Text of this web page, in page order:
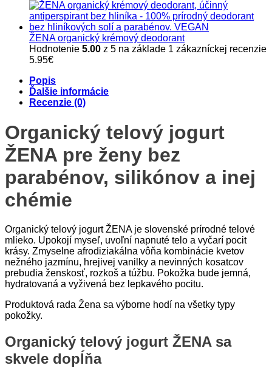
ŽENA organický krémový deodorant
Hodnotenie 5.00 z 5 na základe 1 zákazníckej recenzie
5.95€
Popis
Ďalšie informácie
Recenzie (0)
Organický telový jogurt
ŽENA pre ženy bez
parabénov, silikónov a inej
chémie
Organický telový jogurt ŽENA je slovenské prírodné telové
mlieko. Upokojí myseľ, uvoľní napnuté telo a vyčarí pocit
krásy. Zmyselne afrodiziakálna vôňa kombinácie kvetov
nežného jazmínu, hrejivej vanilky a nevinných kosatcov
prebudia ženskosť, rozkoš a túžbu. Pokožka bude jemná,
hydratovaná a vyživená bez lepkavého pocitu.
Produktová rada Žena sa výborne hodí na všetky typy
pokožky.
Organický telový jogurt ŽENA sa
skvele dopĺňa